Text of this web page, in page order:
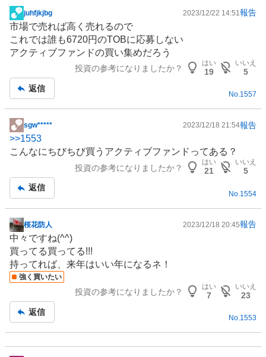
掲
示
板
記
juhfjkjbg 2023/12/22 14:51報告
市場で売れば高く売れるので
これでは誰も6720円のTOBに応募しない
アクティブファンドの買い集めだろう
投資の参考になりましたか？
はい
19
いいえ
5
返信
No.1557
掲
示
板
sgw***** 2023/12/18 21:54報告
>>1553
こんなにちびちび買うアクティブファンドってある？
投資の参考になりましたか？
はい
21
いいえ
5
返信
No.1554
掲
示
板
記
事
桜花防人 2023/12/18 20:45報告
中々ですね(^^)
買ってる買ってる!!!
持ってれば、来年はいい年になるネ！
強く買いたい
投資の参考になりましたか？
はい
7
いいえ
23
返信
No.1553